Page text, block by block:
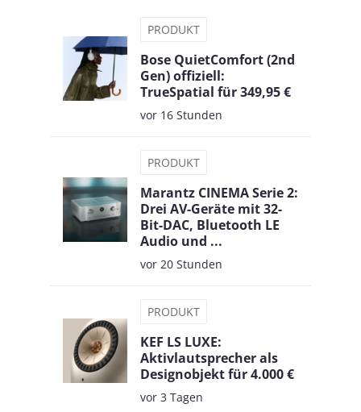
PRODUKT
Bose QuietComfort (2nd
Gen) offiziell:
TrueSpatial für 349,95 €
vor 16 Stunden
PRODUKT
Marantz CINEMA Serie 2:
Drei AV-Geräte mit 32-
Bit-DAC, Bluetooth LE
Audio und ...
vor 20 Stunden
PRODUKT
KEF LS LUXE:
Aktivlautsprecher als
Designobjekt für 4.000 €
vor 3 Tagen